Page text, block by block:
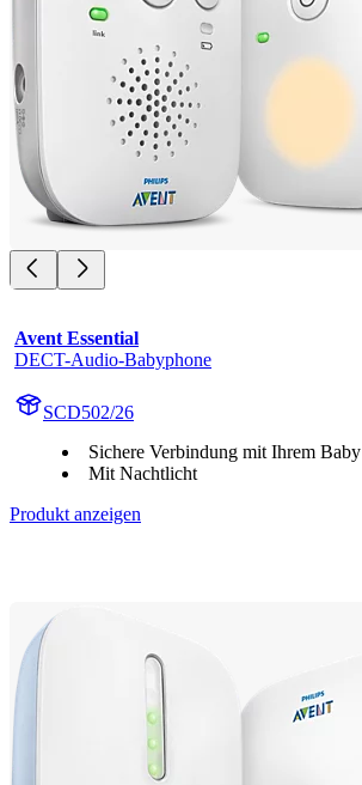
Avent Essential
DECT-Audio-Babyphone
SCD502/26
Sichere Verbindung mit Ihrem Baby
Mit Nachtlicht
Produkt anzeigen